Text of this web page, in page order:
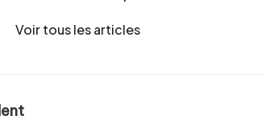
Voir tous les articles